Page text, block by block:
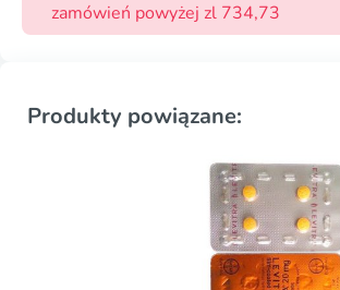
zamówień powyżej zl 734,73
Produkty powiązane: